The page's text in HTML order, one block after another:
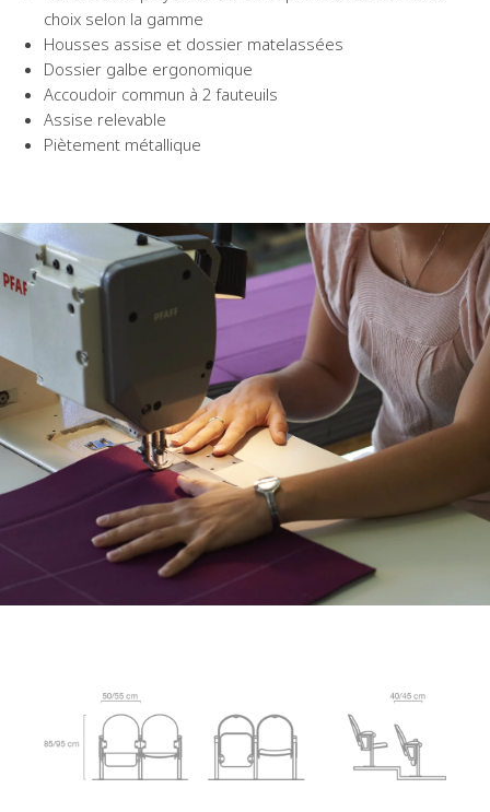
choix selon la gamme
Housses assise et dossier matelassées
Dossier galbe ergonomique
Accoudoir commun à 2 fauteuils
Assise relevable
Piètement métallique